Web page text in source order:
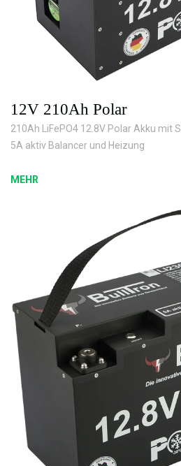
12V 210Ah Polar
210Ah LiFePO4 12.8V Polar Akku mit
5A aktiv Balancer und Heizung
MEHR